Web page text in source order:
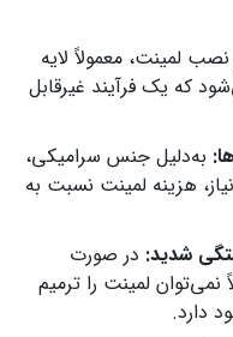
نصب لمینت، معمولاً لایه
که یک فرآیند غیرقابل
به‌دلیل جنس سرامیکی،
هزینه لمینت نسبت به
شدید: در صورت
لمینت را ترمیم
دارد.